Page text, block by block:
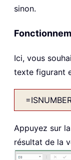
sinon.
Ici, vous
texte figurant
Appuyez sur
résultat de la